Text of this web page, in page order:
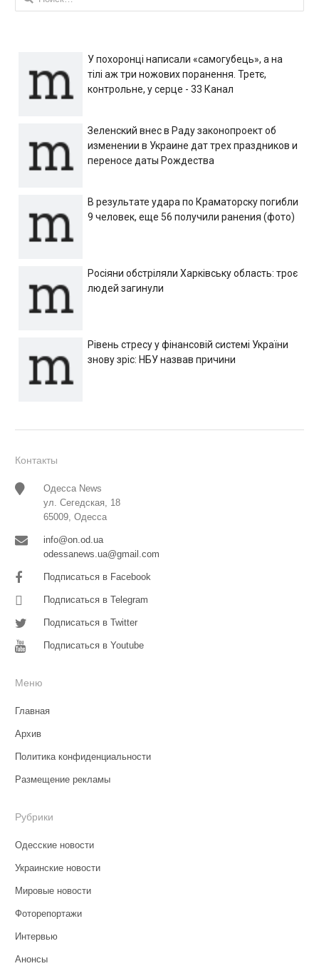
У похоронці написали «самогубець», а на
тілі аж три ножових поранення. Третє,
контрольне, у серце - 33 Канал
Зеленский внес в Раду законопроект об
изменении в Украине дат трех праздников и
переносе даты Рождества
В результате удара по Краматорску погибли
9 человек, еще 56 получили ранения (фото)
Росіяни обстріляли Харківську область: троє
людей загинули
Рівень стресу у фінансовій системі України
знову зріс: НБУ назвав причини
Контакты
Одесса News
ул. Сегедская, 18
65009, Одесса
info@on.od.ua
odessanews.ua@gmail.com
Подписаться в Facebook
Подписаться в Telegram
Подписаться в Twitter
Подписаться в Youtube
Меню
Главная
Архив
Политика конфиденциальности
Размещение рекламы
Рубрики
Одесские новости
Украинские новости
Мировые новости
Фоторепортажи
Интервью
Анонсы